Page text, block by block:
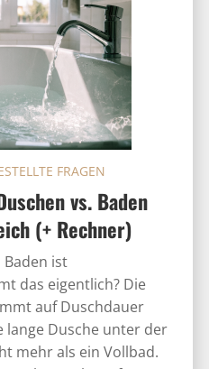
vs. Baden
(+ Rechner)
FRAGEN
Baden ist
das eigentlich? Die
auf Duschdauer
lange Dusche unter der
mehr als ein Vollbad.